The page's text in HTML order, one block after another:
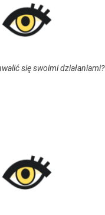
się swoimi działaniami?